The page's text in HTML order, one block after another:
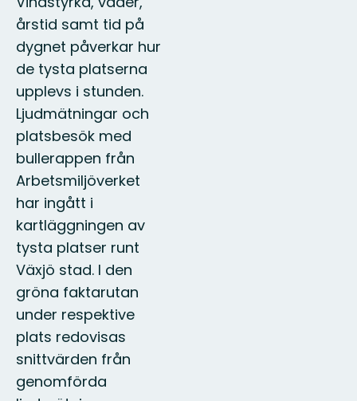
årstid samt tid på
dygnet påverkar hur
de tysta platserna
upplevs i stunden.
Ljudmätningar och
platsbesök med
bullerappen från
Arbetsmiljöverket
har ingått i
kartläggningen av
tysta platser runt
Växjö stad. I den
gröna faktarutan
under respektive
plats redovisas
snittvärden från
genomförda